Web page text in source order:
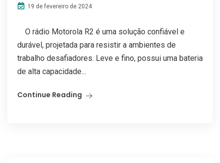
19 de fevereiro de 2024
O rádio Motorola R2 é uma solução confiável e
durável, projetada para resistir a ambientes de
trabalho desafiadores. Leve e fino, possui uma bateria
de alta capacidade...
Continue Reading